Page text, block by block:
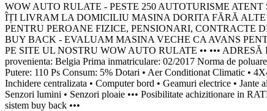
WOW AUTO RULATE - PESTE 250 AUTOTURISME
ÎȚI LIVRAM LA DOMICILIU MASINA DORITA FĂRĂ ALTE
PENTRU PEROANE FIZICE, PENSIONARI, CONTRACTE
BUY BACK - EVALUAM MASINA VECHE CA AVANS
PE SITE UL NOSTRU WOW AUTO RULATE •• •••
provenienta: Belgia Prima inmatriculare: 02/2017 Norma de
Putere: 110 Ps Consum: 5% Dotari • Aer Conditionat Climatic •
Inchidere centralizata • Computer bord • Geamuri electrice •
Senzori lumini • Senzori ploaie ••• Posibilitate achizitionare in
sistem buy back •••